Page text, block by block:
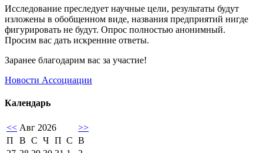
Исследование преследует научные цели, результаты будут
изложены в обобщенном виде, названия предприятий нигде
фигурировать не будут. Опрос полностью анонимный.
Просим вас дать искренние ответы.
Заранее благодарим вас за участие!
Новости Ассоциации
Календарь
<< Авг 2026
>>
П
В С Ч П С В